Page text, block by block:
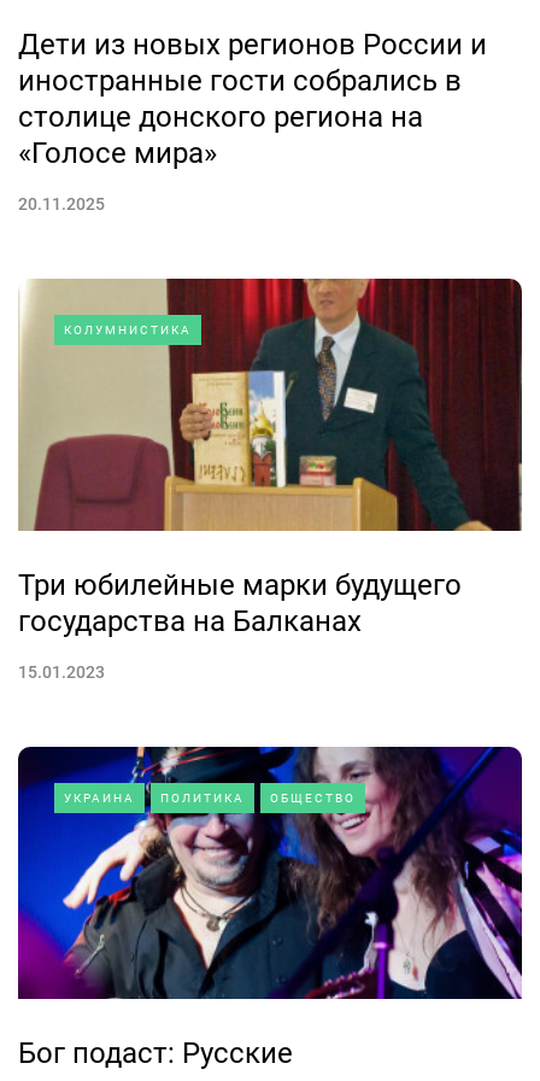
Дети из новых регионов России и
иностранные гости собрались в
столице донского региона на
«Голосе мира»
20.11.2025
КОЛУМНИСТИКА
Три юбилейные марки будущего
государства на Балканах
15.01.2023
УКРАИНА ПОЛИТИКА ОБЩЕСТВО
Бог подаст: Русские